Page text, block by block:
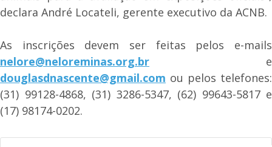
declara André Locateli, gerente executivo da ACNB.
As inscrições devem ser feitas pelos e-mails
nelore@neloreminas.org.br e
douglasdnascente@gmail.com ou pelos telefones:
(31) 99128-4868, (31) 3286-5347, (62) 99643-5817 e
(17) 98174-0202.